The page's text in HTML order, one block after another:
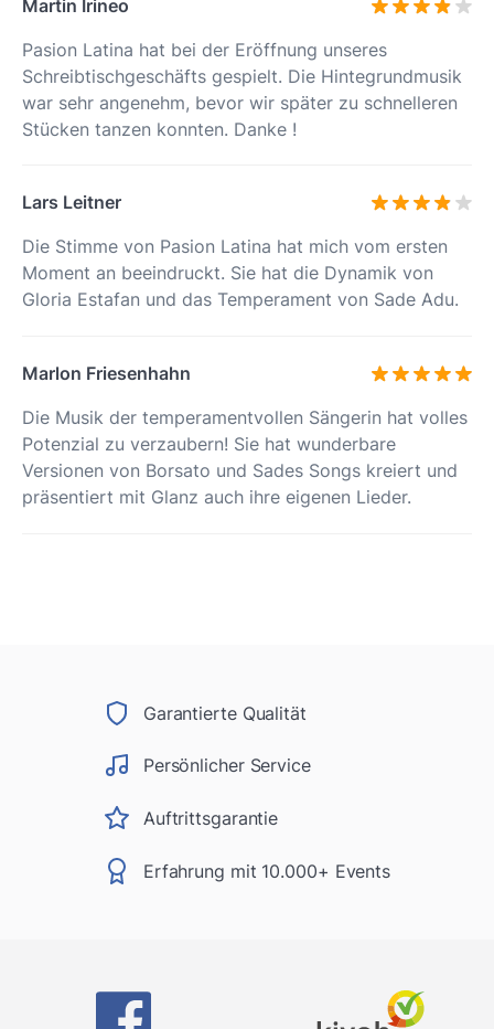
Martin Irineo
Pasion Latina hat bei der Eröffnung unseres
Schreibtischgeschäfts gespielt. Die Hintegrundmusik
war sehr angenehm, bevor wir später zu schnelleren
Stücken tanzen konnten. Danke !
Lars Leitner
Die Stimme von Pasion Latina hat mich vom ersten
Moment an beeindruckt. Sie hat die Dynamik von
Gloria Estafan und das Temperament von Sade Adu.
Marlon Friesenhahn
Die Musik der temperamentvollen Sängerin hat volles
Potenzial zu verzaubern! Sie hat wunderbare
Versionen von Borsato und Sades Songs kreiert und
präsentiert mit Glanz auch ihre eigenen Lieder.
Garantierte Qualität
Persönlicher Service
Auftrittsgarantie
Erfahrung mit 10.000+ Events